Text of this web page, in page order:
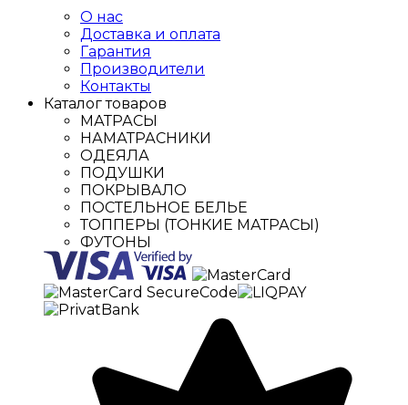
О нас
Доставка и оплата
Гарантия
Производители
Контакты
Каталог товаров
МАТРАСЫ
НАМАТРАСНИКИ
ОДЕЯЛА
ПОДУШКИ
ПОКРЫВАЛО
ПОСТЕЛЬНОЕ БЕЛЬЕ
ТОППЕРЫ (ТОНКИЕ МАТРАСЫ)
ФУТОНЫ